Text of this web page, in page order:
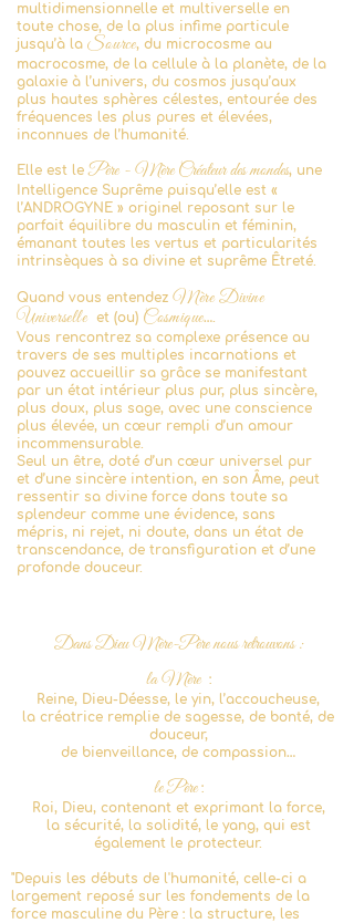
multidimensionnelle et multiverselle en
toute chose, de la plus infime particule
jusqu’à la Source, du microcosme au
macrocosme, de la cellule à la planète, de la
galaxie à l’univers, du cosmos jusqu’aux
plus hautes sphères célestes, entourée des
fréquences les plus pures et élevées,
inconnues de l’humanité.
Elle est lePère -Mère Créateur des mondes, une
Intelligence Suprême puisqu’elle est «
l’ANDROGYNE » originel reposant sur le
parfait équilibre du masculin et féminin,
émanant toutes les vertus et particularités
intrinsèques à sa divine et suprême Êtreté.
Quand vous entendez Mère Divine
Universelle et (ou) Cosmique….
Vous rencontrez sa complexe présence au
travers de ses multiples incarnations et
pouvez accueillir sa grâce se manifestant
par un état intérieur plus pur, plus sincère,
plus doux, plus sage, avec une conscience
plus élevée, un cœur rempli d’un amour
incommensurable.
Seul un être, doté d’un cœur universel pur
et d’une sincère intention, en son Âme, peut
ressentir sa divine force dans toute sa
splendeur comme une évidence, sans
mépris, ni rejet, ni doute, dans un état de
transcendance, de transfiguration et d’une
profonde douceur.
Dans Dieu Mère-Père nous retrouvons :
la Mère :
Reine, Dieu-Déesse, le yin, l’accoucheuse,
la créatrice remplie de sagesse, de bonté, de
douceur,
de bienveillance, de compassion…
lePère :
Roi, Dieu, contenant et exprimant la force,
la sécurité, la solidité, le yang, qui est
également le protecteur.
"Depuis les débuts de l'humanité, celle-ci a
largement reposé sur les fondements de la
force masculine du Père : la structure, les